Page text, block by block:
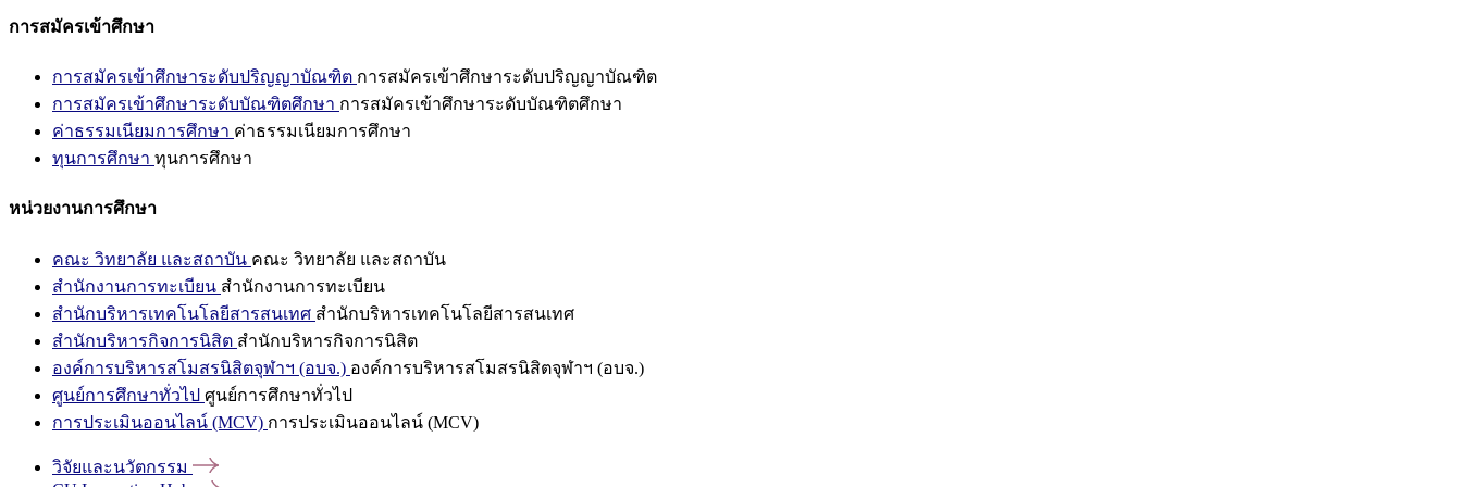
การสมัครเข้าศึกษา
การสมัครเข้าศึกษาระดับปริญญาบัณฑิต การสมัครเข้าศึกษาระดับปริญญาบัณฑิต
การสมัครเข้าศึกษาระดับบัณฑิตศึกษา การสมัครเข้าศึกษาระดับบัณฑิตศึกษา
ค่าธรรมเนียมการศึกษา ค่าธรรมเนียมการศึกษา
ทุนการศึกษา ทุนการศึกษา
หน่วยงานการศึกษา
คณะ วิทยาลัย และสถาบัน คณะ วิทยาลัย และสถาบัน
สำนักงานการทะเบียน สำนักงานการทะเบียน
สำนักบริหารเทคโนโลยีสารสนเทศ สำนักบริหารเทคโนโลยีสารสนเทศ
สำนักบริหารกิจการนิสิต สำนักบริหารกิจการนิสิต
องค์การบริหารสโมสรนิสิตจุฬาฯ (อบจ.) องค์การบริหารสโมสรนิสิตจุฬาฯ (อบจ.)
ศูนย์การศึกษาทั่วไป ศูนย์การศึกษาทั่วไป
การประเมินออนไลน์ (MCV) การประเมินออนไลน์ (MCV)
วิจัยและนวัตกรรม